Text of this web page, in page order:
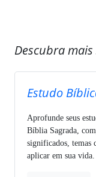
Descubra
Estudo
Aprofunde seus
Bíblia Sagrada,
significados, temas
aplicar em sua vida.